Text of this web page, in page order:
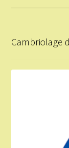
Cambriolage